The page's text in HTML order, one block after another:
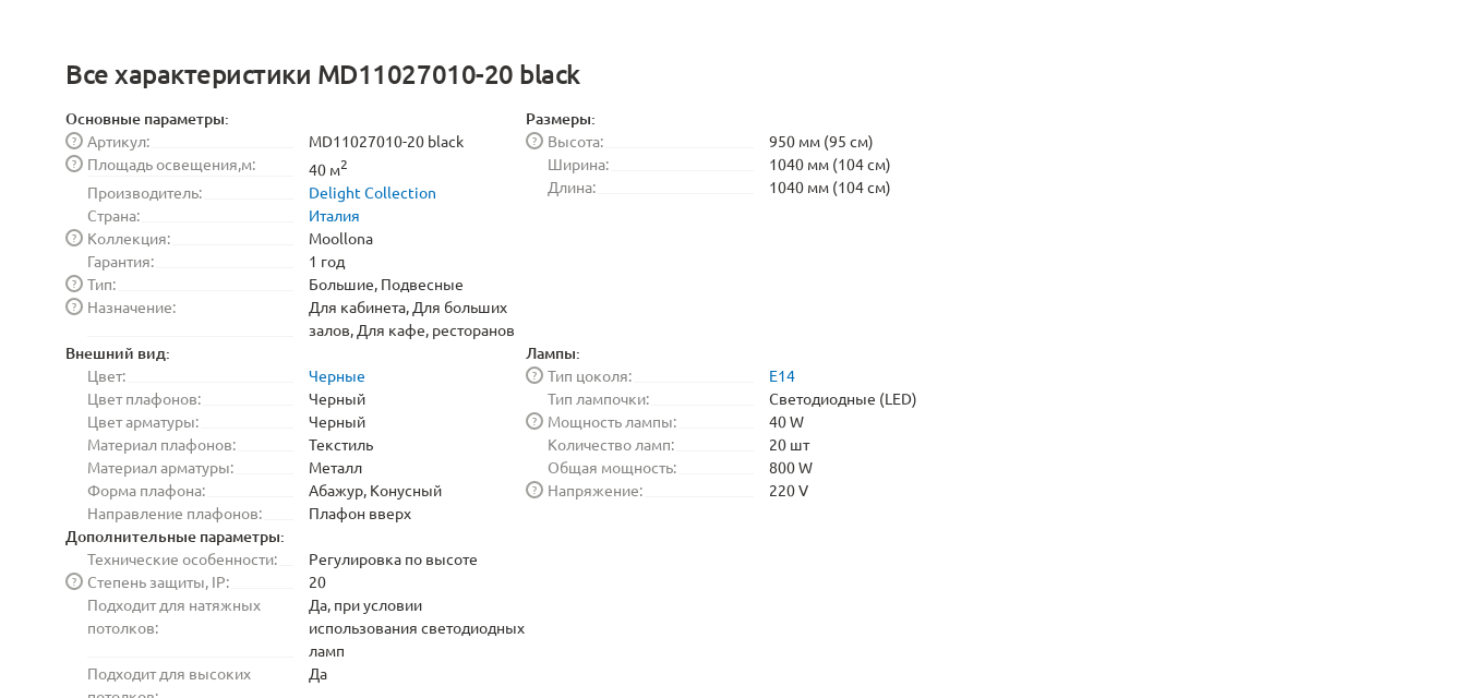
Все характеристики MD11027010-20 black
Основные параметры:
Артикул:
?
MD11027010-20 black
Площадь освещения,м:
? 40 м2
Производитель:
Delight Collection
Страна:
Италия
Коллекция:
?
Moollona
Гарантия:
1 год
Тип:
?
Большие, Подвесные
Назначение:
?
Для кабинета, Для больших
залов, Для кафе, ресторанов
Размеры:
Высота:
?
950 мм (95 см)
Ширина:
1040 мм (104 см)
Длина:
1040 мм (104 см)
Внешний вид:
Цвет:
Черные
Цвет плафонов:
Черный
Цвет арматуры:
Черный
Материал плафонов:
Текстиль
Материал арматуры:
Металл
Форма плафона:
Абажур, Конусный
Направление плафонов:
Плафон вверх
Лампы:
Тип цоколя:
?
E14
Тип лампочки:
Светодиодные (LED)
Мощность лампы:
?
40 W
Количество ламп:
20 шт
Общая мощность:
800 W
Напряжение:
? 220 V
Дополнительные параметры:
Технические особенности:
Регулировка по высоте
Степень защиты, IP:
?
20
Подходит для натяжных
потолков:
Да, при условии
использования светодиодных
ламп
Подходит для высоких
Да